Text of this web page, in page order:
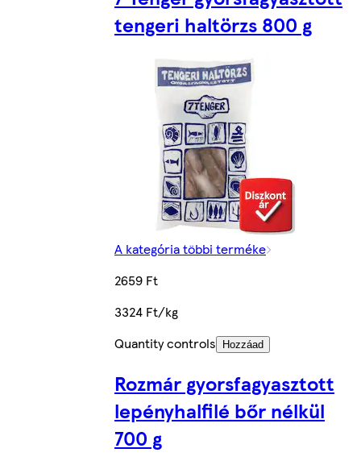
tengeri haltörzs 800 g
A kategória többi terméke
2659 Ft
3324 Ft/kg
Quantity controls
Hozzáad
Rozmár gyorsfagyasztott
lepényhalfilé bőr nélkül
700 g